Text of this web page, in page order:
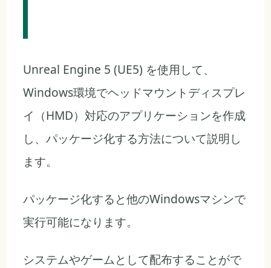
Unreal Engine 5 (UE5) を使用して、
Windows環境でヘッドマウントディスプレ
イ（HMD）対応のアプリケーションを作成
し、パッケージ化する方法について説明し
ます。
パッケージ化すると他のWindowsマシンで
実行可能になります。
システムやゲームとして配布することがで